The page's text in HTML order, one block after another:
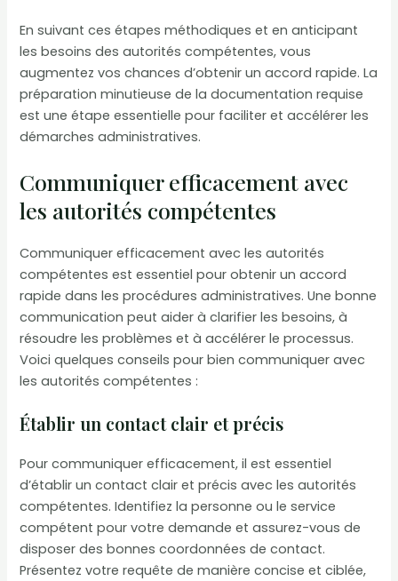
En suivant ces étapes méthodiques et en anticipant
les besoins des autorités compétentes, vous
augmentez vos chances d’obtenir un accord rapide. La
préparation minutieuse de la documentation requise
est une étape essentielle pour faciliter et accélérer les
démarches administratives.
Communiquer efficacement avec
les autorités compétentes
Communiquer efficacement avec les autorités
compétentes est essentiel pour obtenir un accord
rapide dans les procédures administratives. Une bonne
communication peut aider à clarifier les besoins, à
résoudre les problèmes et à accélérer le processus.
Voici quelques conseils pour bien communiquer avec
les autorités compétentes :
Établir un contact clair et précis
Pour communiquer efficacement, il est essentiel
d’établir un contact clair et précis avec les autorités
compétentes. Identifiez la personne ou le service
compétent pour votre demande et assurez-vous de
disposer des bonnes coordonnées de contact.
Présentez votre requête de manière concise et ciblée,